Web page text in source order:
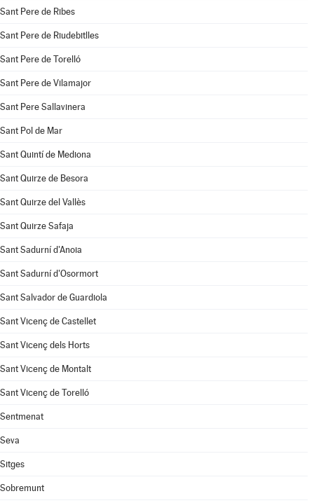
Sant Pere de Ribes
Sant Pere de Riudebitlles
Sant Pere de Torelló
Sant Pere de Vilamajor
Sant Pere Sallavinera
Sant Pol de Mar
Sant Quintí de Mediona
Sant Quirze de Besora
Sant Quirze del Vallès
Sant Quirze Safaja
Sant Sadurní d'Anoia
Sant Sadurní d'Osormort
Sant Salvador de Guardiola
Sant Vicenç de Castellet
Sant Vicenç dels Horts
Sant Vicenç de Montalt
Sant Vicenç de Torelló
Sentmenat
Seva
Sitges
Sobremunt